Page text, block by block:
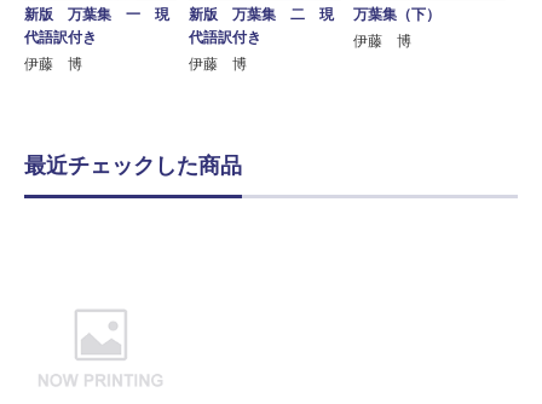
新版 万葉集 一 現
代語訳付き
伊藤 博
新版 万葉集 二 現
代語訳付き
伊藤 博
万葉集（下）
伊藤 博
最近チェックした商品